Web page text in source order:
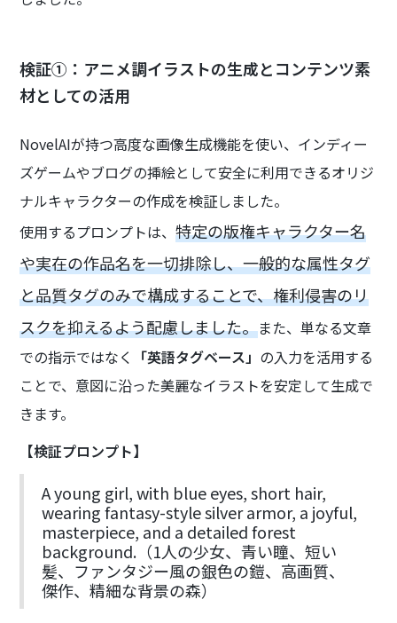
検証①：アニメ調イラストの生成とコンテンツ素
材としての活用
NovelAIが持つ高度な画像生成機能を使い、インディー
ズゲームやブログの挿絵として安全に利用できるオリジ
ナルキャラクターの作成を検証しました。
使用するプロンプトは、特定の版権キャラクター名
や実在の作品名を一切排除し、一般的な属性タグ
と品質タグのみで構成することで、権利侵害のリ
スクを抑えるよう配慮しました。また、単なる文章
での指示ではなく
「英語タグベース」 の入力を活用する
ことで、意図に沿った美麗なイラストを安定して生成で
きます。
【検証プロンプト】
A young girl, with blue eyes, short hair,
wearing fantasy-style silver armor, a joyful,
masterpiece, and a detailed forest
background.（1人の少女、青い瞳、短い
髪、ファンタジー風の銀色の鎧、高画質、
傑作、精細な背景の森）